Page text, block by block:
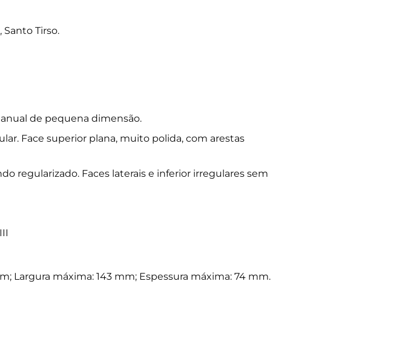
Tirso.
de pequena dimensão.
Face superior plana, muito polida, com arestas
regularizado. Faces laterais e inferior irregulares sem
Largura máxima: 143 mm; Espessura máxima: 74 mm.